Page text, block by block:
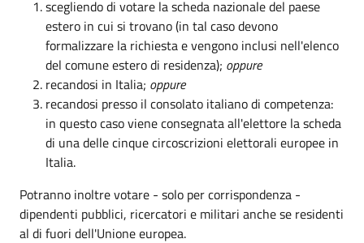
scegliendo di votare la scheda nazionale del paese
estero in cui si trovano (in tal caso devono
formalizzare la richiesta e vengono inclusi nell'elenco
del comune estero di residenza); oppure
recandosi in Italia; oppure
recandosi presso il consolato italiano di competenza:
in questo caso viene consegnata all'elettore la scheda
di una delle cinque circoscrizioni elettorali europee in
Italia.
Potranno inoltre votare - solo per corrispondenza -
dipendenti pubblici, ricercatori e militari anche se residenti
al di fuori dell'Unione europea.